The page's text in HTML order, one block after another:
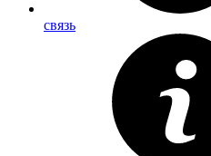
связь